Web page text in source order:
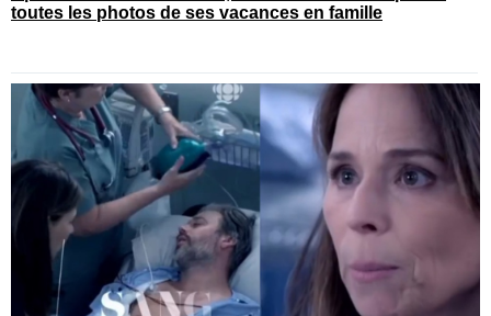
toutes les photos de ses vacances en famille